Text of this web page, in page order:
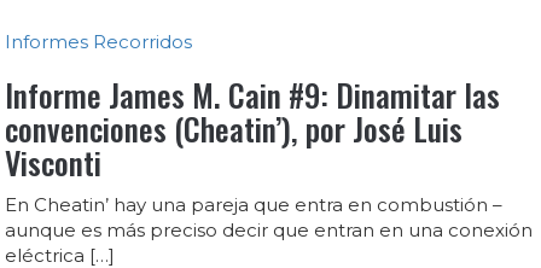
Informes Recorridos
Informe James M. Cain #9: Dinamitar las
convenciones (Cheatin’), por José Luis
Visconti
En Cheatin’ hay una pareja que entra en combustión –
aunque es más preciso decir que entran en una conexión
eléctrica […]